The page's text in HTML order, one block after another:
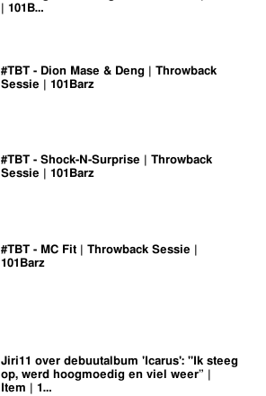
| 101B…
#TBT - Dion Mase & Deng | Throwback
Sessie | 101Barz
#TBT - Shock-N-Surprise | Throwback
Sessie | 101Barz
#TBT - MC Fit | Throwback Sessie |
101Barz
Jiri11 over debuutalbum 'Icarus': "Ik steeg
op, werd hoogmoedig en viel weer” |
Item | 1…